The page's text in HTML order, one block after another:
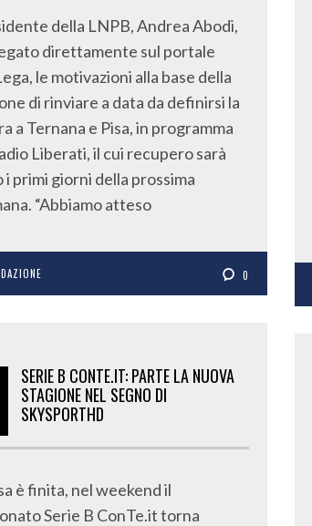
della LNPB, Andrea Abodi,
direttamente sul portale
le motivazioni alla base della
di rinviare a data da definirsi la
a Ternana e Pisa, in programma
Liberati, il cui recupero sarà
i primi giorni della prossima
“Abbiamo atteso
0
SERIE B CONTE.IT: PARTE LA NUOVA
STAGIONE NEL SEGNO DI
SKYSPORTHD
è finita, nel weekend il
Serie B ConTe.it torna